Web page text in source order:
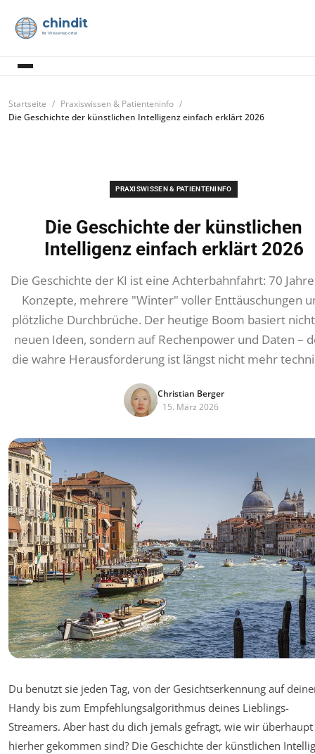
chindit
Ihr Wissensportal
Startseite
Praxiswissen & Patienteninfo
Die Geschichte der künstlichen Intelligenz einfach erklärt 2026
PRAXISWISSEN & PATIENTENINFO
Die Geschichte der künstlichen
Intelligenz einfach erklärt 2026
Die Geschichte der KI ist eine Achterbahnfahrt: 70
Konzepte, mehrere "Winter" voller Enttäuschungen
plötzliche Durchbrüche. Der heutige Boom basiert
neuen Ideen, sondern auf Rechenpower und Daten –
die wahre Herausforderung ist längst nicht mehr
Christian Berger
15. März 2026
Du benutzt sie jeden Tag, von der Gesichtserkennung auf
Handy bis zum Empfehlungsalgorithmus deines Lieblings-
Streamers. Aber hast du dich jemals gefragt, wie wir überhaupt
hierher gekommen sind? Die Geschichte der künstlichen